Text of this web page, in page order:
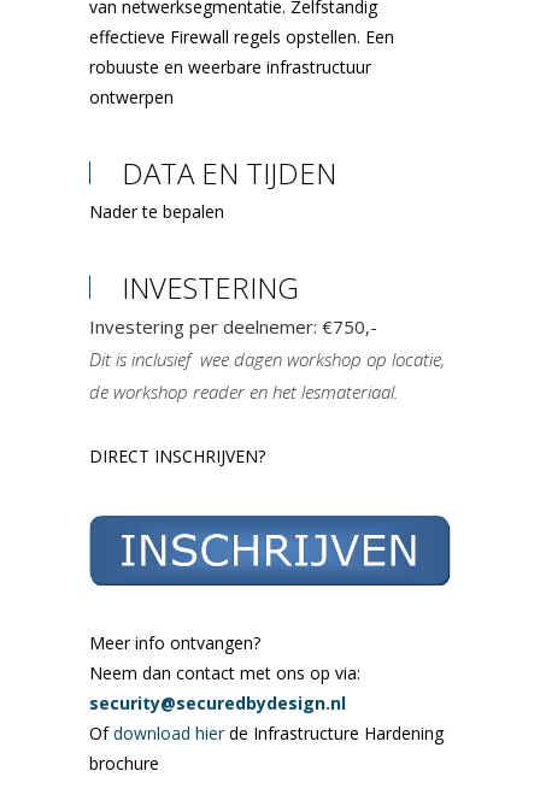
van netwerksegmentatie. Zelfstandig
effectieve Firewall regels opstellen. Een
robuuste en weerbare infrastructuur
ontwerpen
DATA EN TIJDEN
Nader te bepalen
INVESTERING
Investering per deelnemer: €750,-
Dit is inclusief wee dagen workshop op locatie,
de workshop reader en het lesmateriaal.
DIRECT INSCHRIJVEN?
Meer info ontvangen?
Neem dan contact met ons op via:
security@securedbydesign.nl
Ofdownload hierde Infrastructure Hardening
brochure